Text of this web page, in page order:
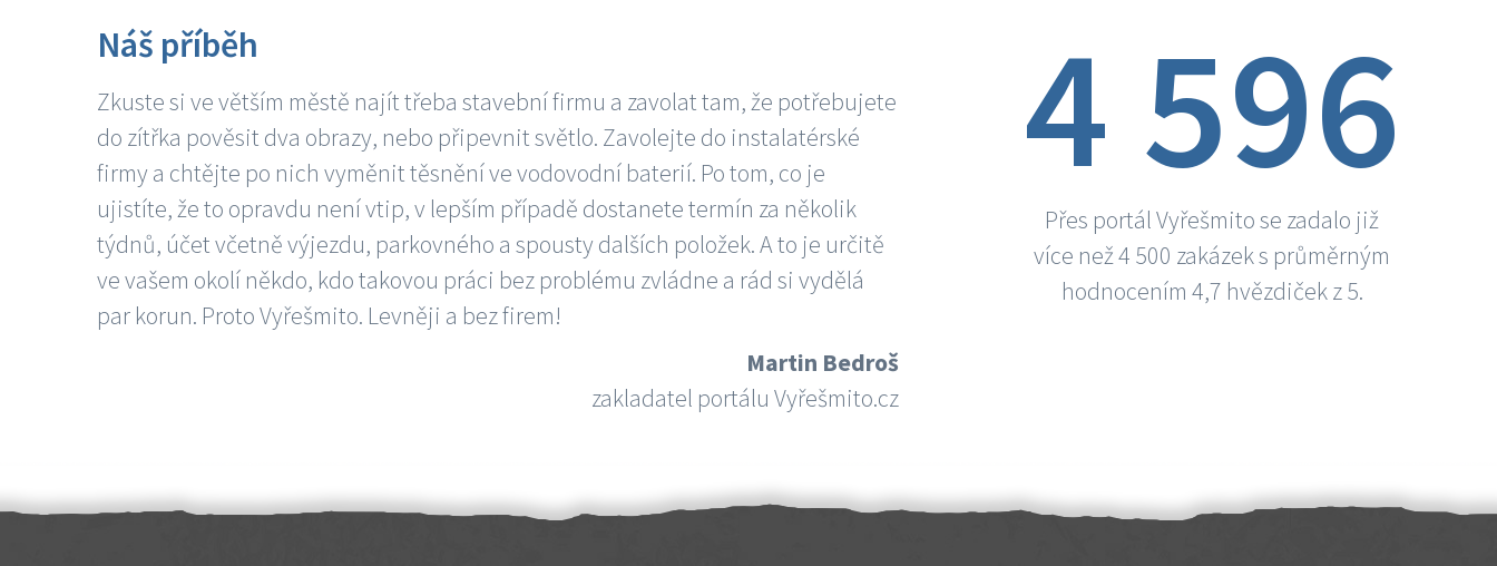
Náš příběh
Zkuste si ve větším městě najít třeba stavební firmu a zavolat tam, že potřebujete
do zítřka pověsit dva obrazy, nebo připevnit světlo. Zavolejte do instalatérské
firmy a chtějte po nich vyměnit těsnění ve vodovodní baterií. Po tom, co je
ujistíte, že to opravdu není vtip, v lepším případě dostanete termín za několik
týdnů, účet včetně výjezdu, parkovného a spousty dalších položek. A to je určitě
ve vašem okolí někdo, kdo takovou práci bez problému zvládne a rád si vydělá
par korun. Proto Vyřešmito. Levněji a bez firem!
Martin Bedroš
zakladatel portálu Vyřešmito.cz
4 596
Přes portál Vyřešmito se zadalo již
více než 4 500 zakázek s průměrným
hodnocením 4,7 hvězdiček z 5.